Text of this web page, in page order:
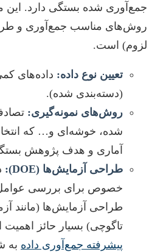
جمع‌آوری شده بستگی دارد. این
روش‌های مناسب جمع‌آوری و
لزوم) است.
تعیین نوع داده: داده‌های
(دسته‌بندی شده).
روش‌های نمونه‌گیری:
شده، خوشه‌ای و… که
آماری و هدف پژوهش
طراحی آزمایش‌ها (DOE):
خصوص برای بررسی عوامل
طراحی آزمایش‌ها (مانند
تاگوچی) بسیار حائز
پیشرفته جمع‌آوری داده به